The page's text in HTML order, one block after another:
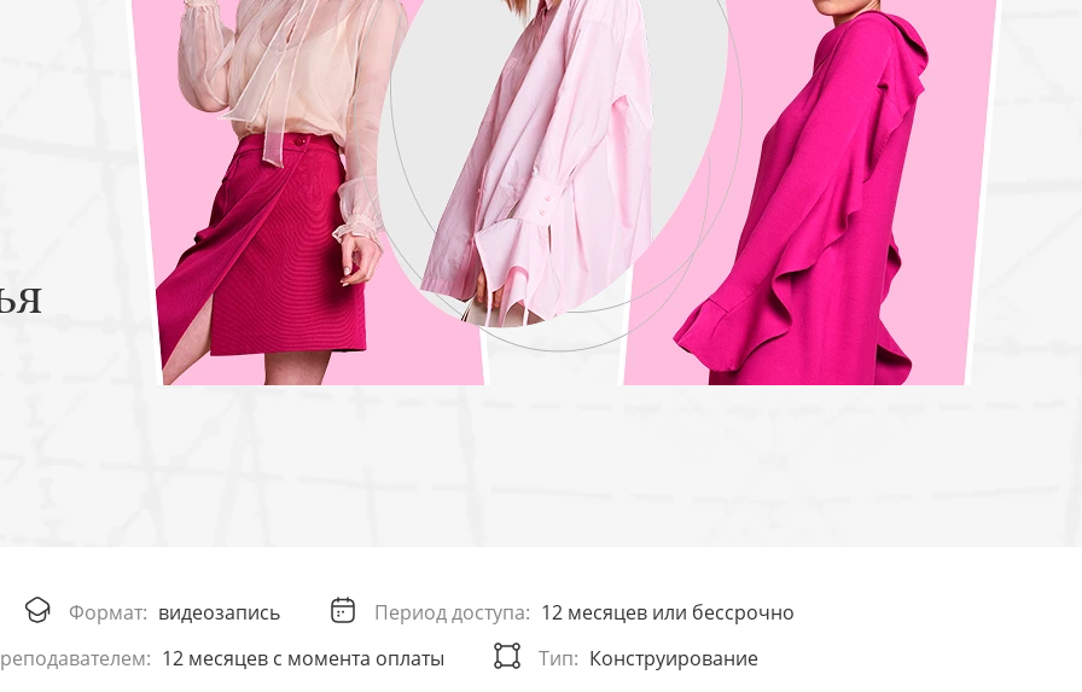
Формат: видеозапись Период доступа: 12 месяцев или бессрочно
12 месяцев с момента оплаты Тип: Конструирование